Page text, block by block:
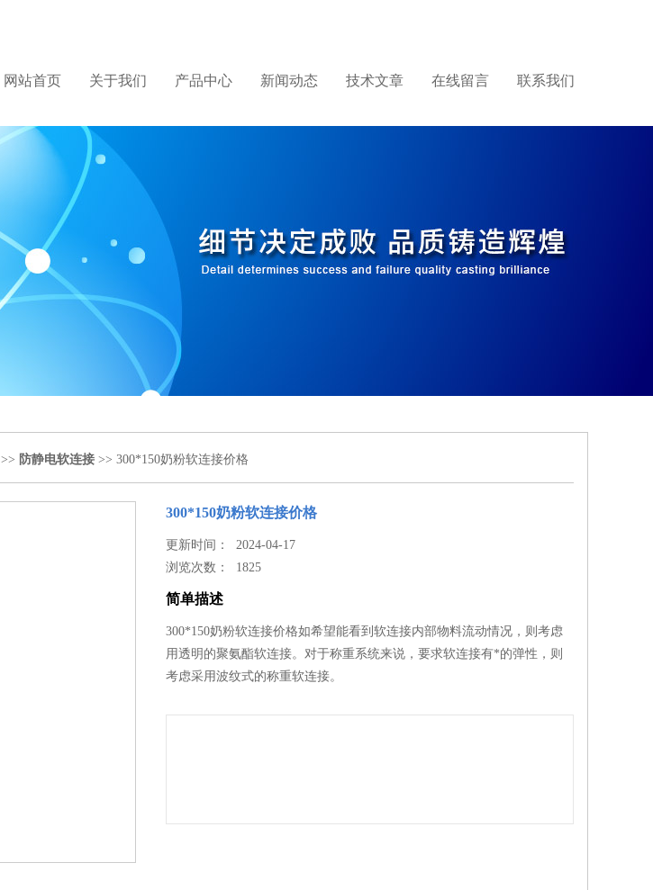
网站首页 关于我们 产品中心 新闻动态 技术文章 在线留言 联系我们
>> 防静电软连接 >> 300*150奶粉软连接价格
300*150奶粉软连接价格
更新时间： 2024-04-17
浏览次数： 1825
简单描述
300*150奶粉软连接价格如希望能看到软连接内部物料流动情况，则考虑
用透明的聚氨酯软连接。对于称重系统来说，要求软连接有*的弹性，则
考虑采用波纹式的称重软连接。